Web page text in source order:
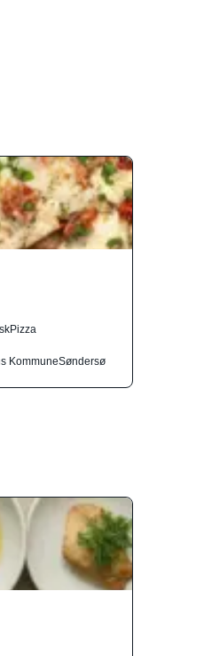
Pizza
KommuneSøndersø